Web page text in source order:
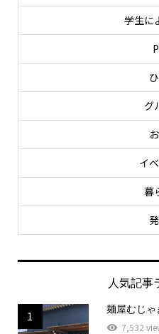
学生に
グ
イ
暮
人気記事
1
麺屋むじゃ
7,532